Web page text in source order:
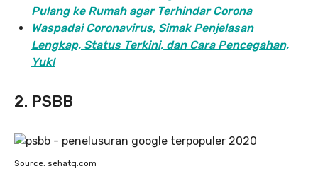
Pulang ke Rumah agar Terhindar Corona
Waspadai Coronavirus, Simak Penjelasan
Lengkap, Status Terkini, dan Cara Pencegahan,
Yuk!
2. PSBB
Source: sehatq.com